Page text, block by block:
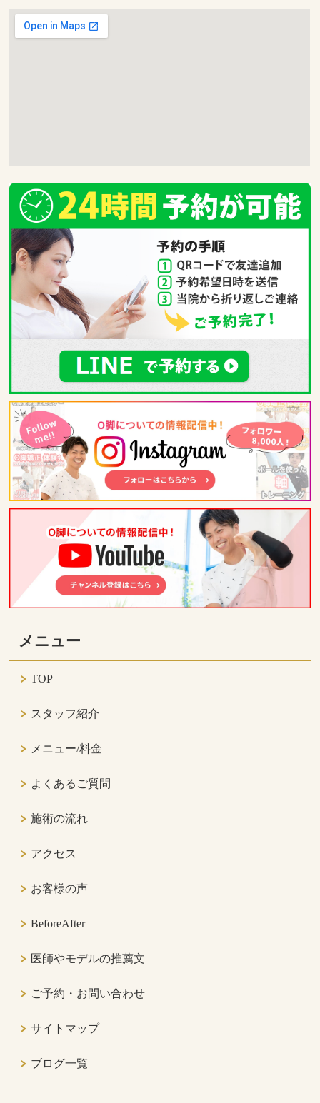
メニュー
TOP
スタッフ紹介
メニュー/料金
よくあるご質問
施術の流れ
アクセス
お客様の声
BeforeAfter
医師やモデルの推薦文
ご予約・お問い合わせ
サイトマップ
ブログ一覧